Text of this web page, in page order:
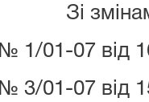
Зі
№ 1/01-07 від
№ 3/01-07 від